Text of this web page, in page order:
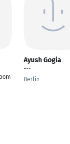
Ayush Gogia
---
Berlin